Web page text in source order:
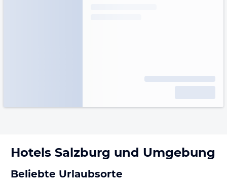
Hotels Salzburg und Umgebung
Beliebte Urlaubsorte